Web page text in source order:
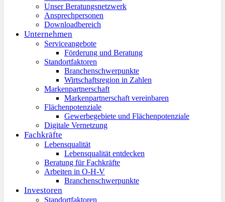
Unser Beratungsnetzwerk
Ansprechpersonen
Downloadbereich
Unternehmen
Serviceangebote
Förderung und Beratung
Standortfaktoren
Branchenschwerpunkte
Wirtschaftsregion in Zahlen
Markenpartnerschaft
Markenpartnerschaft vereinbaren
Flächenpotenziale
Gewerbegebiete und Flächenpotenziale
Digitale Vernetzung
Fachkräfte
Lebensqualität
Lebensqualität entdecken
Beratung für Fachkräfte
Arbeiten in O-H-V
Branchenschwerpunkte
Investoren
Standortfaktoren